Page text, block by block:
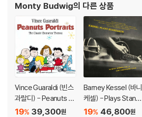
Monty Budwig의 다른 상품
Vince Guaraldi (빈스
과랄디) - Peanuts P
ortraits39,300원
19%
Barney Kessel (바니
케셀) - Plays Standa
rds [LP]46,800원
19%